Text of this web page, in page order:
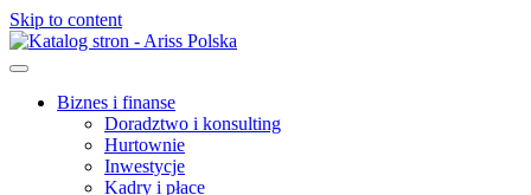
Skip to content
Biznes i finanse
Doradztwo i konsulting
Hurtownie
Inwestycje
Kadry i płace